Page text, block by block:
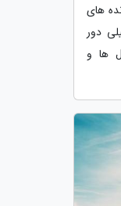
های
دور
ها و